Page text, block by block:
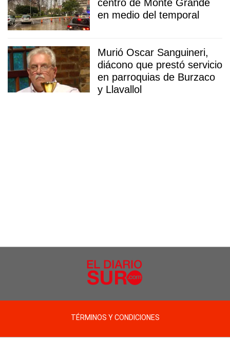
centro de Monte Grande
en medio del temporal
Murió Oscar Sanguineri,
diácono que prestó servicio
en parroquias de Burzaco
y Llavallol
TÉRMINOS Y CONDICIONES